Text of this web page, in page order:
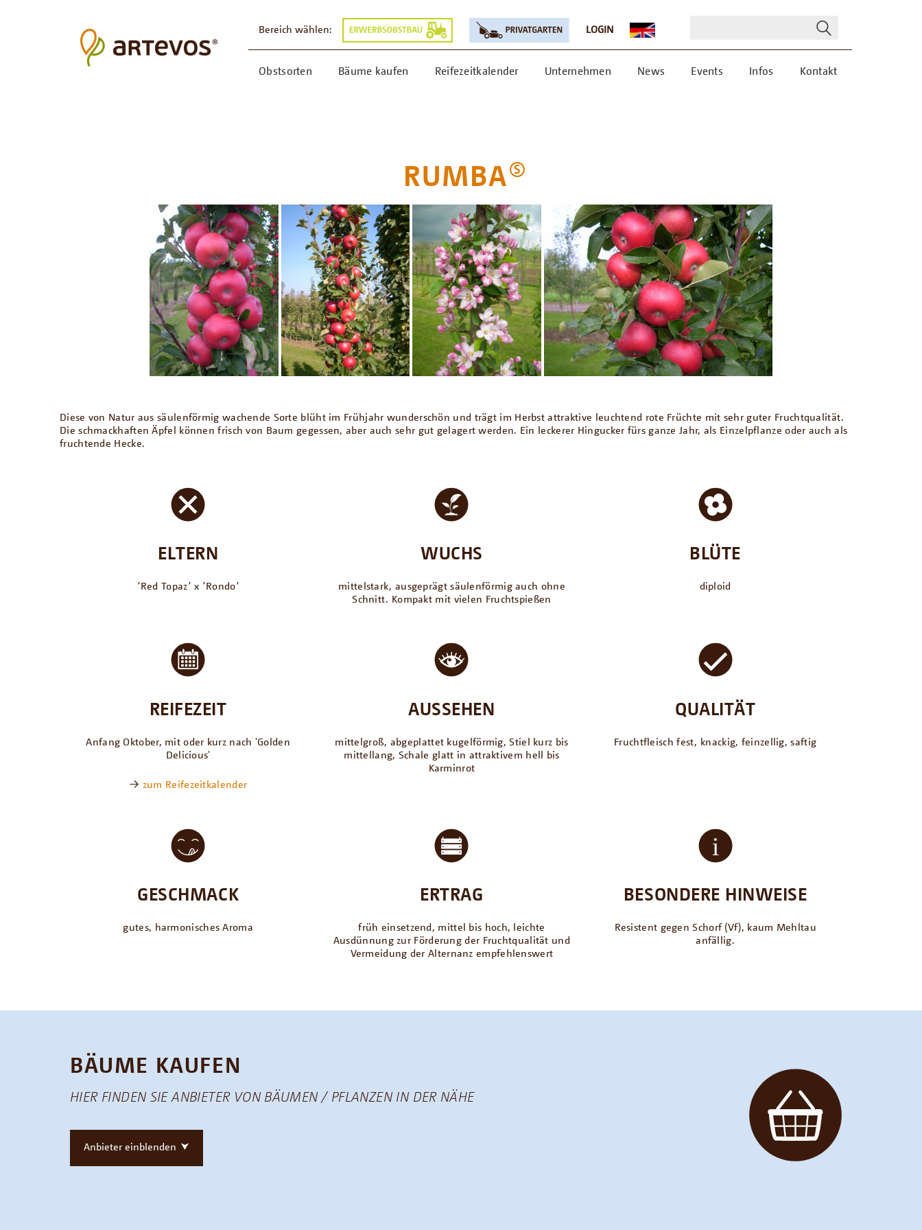
Bereich wählen: LOGIN
Obstsorten Bäume kaufen Reifezeitkalender Unternehmen News Events Infos Kontakt
RUMBAS
Diese von Natur aus säulenförmig wachende Sorte blüht im Frühjahr wunderschön und trägt im Herbst attraktive leuchtend rote Früchte mit sehr guter Fruchtqualität.
Die schmackhaften Äpfel können frisch von Baum gegessen, aber auch sehr gut gelagert werden. Ein leckerer Hingucker fürs ganze Jahr, als Einzelpflanze oder auch als
fruchtende Hecke.
ELTERN
՚Red Topaz՚ x ՚Rondo՚
WUCHS
mittelstark, ausgeprägt säulenförmig auch ohne
Schnitt. Kompakt mit vielen Fruchtspießen
BLÜTE
diploid
REIFEZEIT
Anfang Oktober, mit oder kurz nach 'Golden
Delicious'
→ zum Reifezeitkalender
AUSSEHEN
mittelgroß, abgeplattet kugelförmig, Stiel kurz bis
mittellang, Schale glatt in attraktivem hell bis
Karminrot
QUALITÄT
Fruchtfleisch fest, knackig, feinzellig, saftig
GESCHMACK
gutes, harmonisches Aroma
ERTRAG
früh einsetzend, mittel bis hoch, leichte
Ausdünnung zur Förderung der Fruchtqualität und
Vermeidung der Alternanz empfehlenswert
BESONDERE HINWEISE
Resistent gegen Schorf (Vf), kaum Mehltau
anfällig.
BÄUME KAUFEN
HIER FINDEN SIE ANBIETER VON BÄUMEN / PFLANZEN IN DER NÄHE
Anbieter einblenden